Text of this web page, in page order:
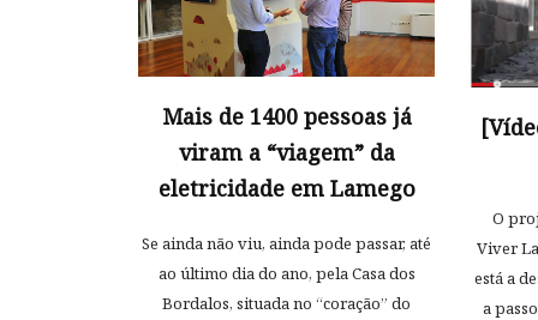
Mais de 1400 pessoas já
viram a “viagem” da
eletricidade em Lamego
Se ainda não viu, ainda pode passar, até
ao último dia do ano, pela Casa dos
Bordalos, situada no “coração” do
O
Viver
está a
a